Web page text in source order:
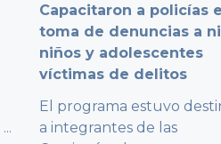
...
Capacitaron a policías
toma de denuncias a
niños y adolescentes
víctimas de delitos
El programa estuvo
a integrantes de las